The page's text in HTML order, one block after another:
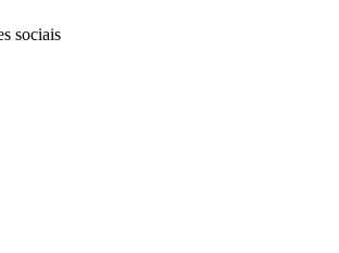
sociais